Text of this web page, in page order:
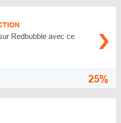
Redbubble avec ce
25%